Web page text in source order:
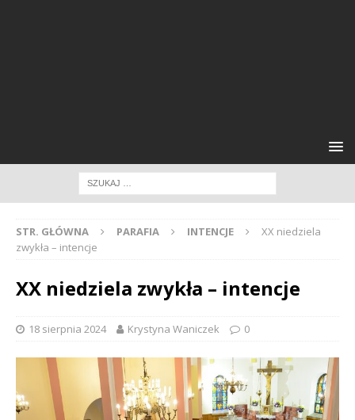
STR. GŁÓWNA PARAFIA INTENCJE
XX niedziela
zwykła – intencje
XX niedziela zwykła – intencje
18 sierpnia 2024 Krystyna Waniczek 0